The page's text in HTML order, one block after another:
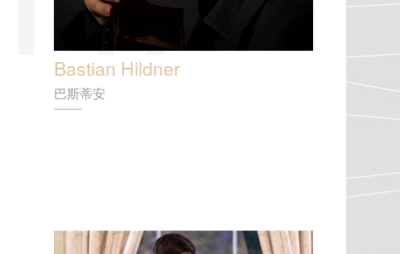
Bastian Hildner
巴斯蒂安